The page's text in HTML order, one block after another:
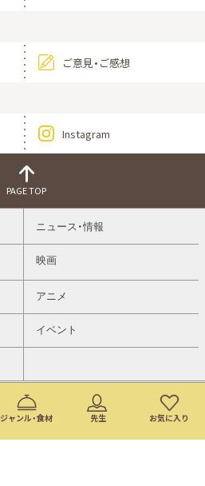
ジャンル・食材 先生 お気に入り
ご意見・ご感想
Instagram
PAGE TOP
ニュース・情報
映画
アニメ
イベント